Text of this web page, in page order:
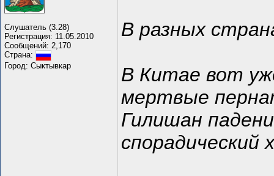
Слушатель (3.28)
Регистрация: 11.05.2010
Сообщений: 2,170
Страна:
Город: Сыктывкар
В разных
В Китае вот
мертвые
Гилишан
спорадический